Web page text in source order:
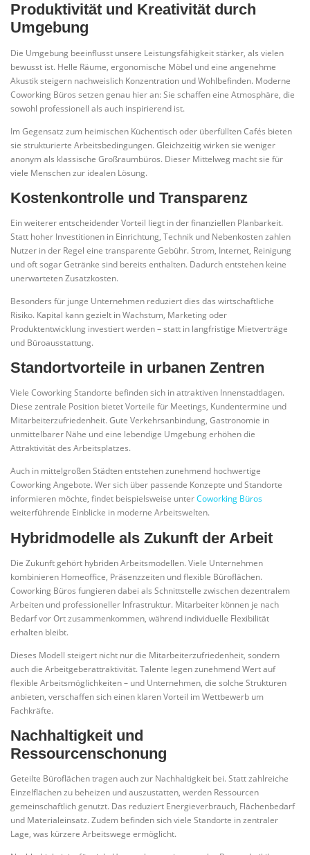
Produktivität und Kreativität durch
Umgebung
Die Umgebung beeinflusst unsere Leistungsfähigkeit stärker, als vielen
bewusst ist. Helle Räume, ergonomische Möbel und eine angenehme
Akustik steigern nachweislich Konzentration und Wohlbefinden. Moderne
Coworking Büros setzen genau hier an: Sie schaffen eine Atmosphäre, die
sowohl professionell als auch inspirierend ist.
Im Gegensatz zum heimischen Küchentisch oder überfüllten Cafés bieten
sie strukturierte Arbeitsbedingungen. Gleichzeitig wirken sie weniger
anonym als klassische Großraumbüros. Dieser Mittelweg macht sie für
viele Menschen zur idealen Lösung.
Kostenkontrolle und Transparenz
Ein weiterer entscheidender Vorteil liegt in der finanziellen Planbarkeit.
Statt hoher Investitionen in Einrichtung, Technik und Nebenkosten zahlen
Nutzer in der Regel eine transparente Gebühr. Strom, Internet, Reinigung
und oft sogar Getränke sind bereits enthalten. Dadurch entstehen keine
unerwarteten Zusatzkosten.
Besonders für junge Unternehmen reduziert dies das wirtschaftliche
Risiko. Kapital kann gezielt in Wachstum, Marketing oder
Produktentwicklung investiert werden – statt in langfristige Mietverträge
und Büroausstattung.
Standortvorteile in urbanen Zentren
Viele Coworking Standorte befinden sich in attraktiven Innenstadtlagen.
Diese zentrale Position bietet Vorteile für Meetings, Kundentermine und
Mitarbeiterzufriedenheit. Gute Verkehrsanbindung, Gastronomie in
unmittelbarer Nähe und eine lebendige Umgebung erhöhen die
Attraktivität des Arbeitsplatzes.
Auch in mittelgroßen Städten entstehen zunehmend hochwertige
Coworking Angebote. Wer sich über passende Konzepte und Standorte
informieren möchte, findet beispielsweise unterCoworking Büros
weiterführende Einblicke in moderne Arbeitswelten.
Hybridmodelle als Zukunft der Arbeit
Die Zukunft gehört hybriden Arbeitsmodellen. Viele Unternehmen
kombinieren Homeoffice, Präsenzzeiten und flexible Büroflächen.
Coworking Büros fungieren dabei als Schnittstelle zwischen dezentralem
Arbeiten und professioneller Infrastruktur. Mitarbeiter können je nach
Bedarf vor Ort zusammenkommen, während individuelle Flexibilität
erhalten bleibt.
Dieses Modell steigert nicht nur die Mitarbeiterzufriedenheit, sondern
auch die Arbeitgeberattraktivität. Talente legen zunehmend Wert auf
flexible Arbeitsmöglichkeiten – und Unternehmen, die solche Strukturen
anbieten, verschaffen sich einen klaren Vorteil im Wettbewerb um
Fachkräfte.
Nachhaltigkeit und
Ressourcenschonung
Geteilte Büroflächen tragen auch zur Nachhaltigkeit bei. Statt zahlreiche
Einzelflächen zu beheizen und auszustatten, werden Ressourcen
gemeinschaftlich genutzt. Das reduziert Energieverbrauch, Flächenbedarf
und Materialeinsatz. Zudem befinden sich viele Standorte in zentraler
Lage, was kürzere Arbeitswege ermöglicht.